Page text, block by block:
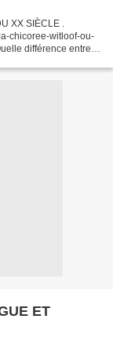
XX SIÈCLE .
chicoree-witloof-ou-
différence entre
ET